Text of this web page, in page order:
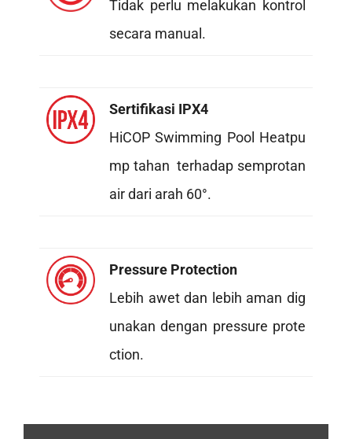
Tidak perlu melakukan kontrol
secara manual.
Sertifikasi IPX4
HiCOP Swimming Pool Heatpu
mp tahan terhadap semprotan
air dari arah 60°.
Pressure Protection
Lebih awet dan lebih aman dig
unakan dengan pressure prote
ction.